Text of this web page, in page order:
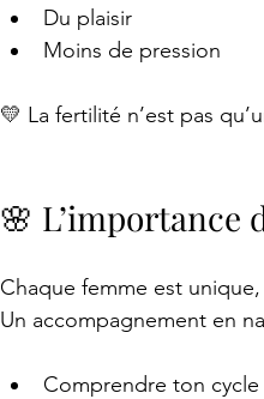
Du plaisir
Moins de pression
💛 La fertilité n’est pas
🌸 L’importance
Chaque femme est
Un accompagnement en
Comprendre ton cycle